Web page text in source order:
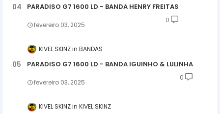
PARADISO G7 1600 LD - BANDA HENRY FREITAS
fevereiro 03, 2025
0
KIVEL SKINZ BANDAS
PARADISO G7 1600 LD - BANDA IGUINHO & LULINHA
fevereiro 03, 2025
0
KIVEL SKINZ KIVEL SKINZ